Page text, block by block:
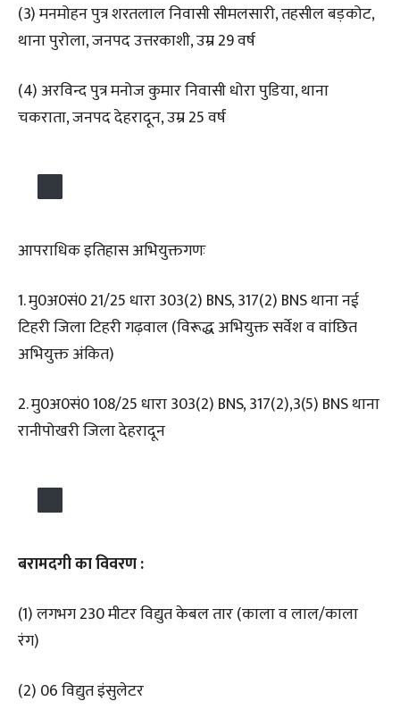
(3) मनमोहन पुत्र शरतलाल निवासी सीमलसारी, तहसील बड़कोट,
थाना पुरोला, जनपद उत्तरकाशी, उम्र 29 वर्ष
(4) अरविन्द पुत्र मनोज कुमार निवासी धोरा पुडिया, थाना
चकराता, जनपद देहरादून, उम्र 25 वर्ष
आपराधिक इतिहास अभियुक्तगणः
1. मु0अ0सं0 21/25 धारा 303(2) BNS, 317(2) BNS थाना नई
टिहरी जिला टिहरी गढ़वाल (विरूद्ध अभियुक्त सर्वेश व वांछित
अभियुक्त अंकित)
2. मु0अ0सं0 108/25 धारा 303(2) BNS, 317(2),3(5) BNS थाना
रानीपोखरी जिला देहरादून
बरामदगी का विवरण :
(1) लगभग 230 मीटर विद्युत केबल तार (काला व लाल/काला
रंग)
(2) 06 विद्युत इंसुलेटर